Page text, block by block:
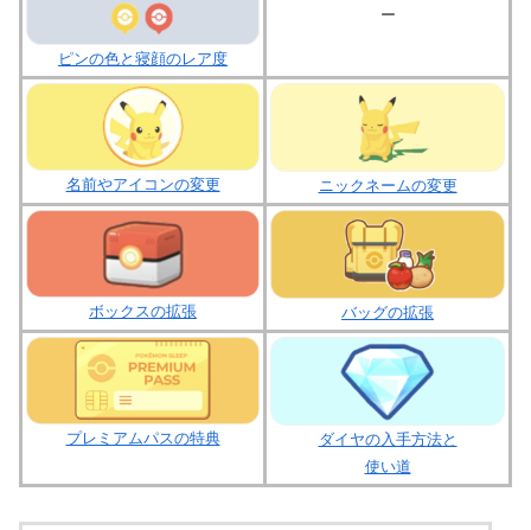
ピンの色と寝顔のレア度
ー
名前やアイコンの変更 ニックネームの変更
ボックスの拡張 バッグの拡張
プレミアムパスの特典
ダイヤの入手方法と
使い道